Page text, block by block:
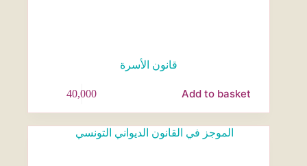
قانون الأسرة
40,000 Add to basket